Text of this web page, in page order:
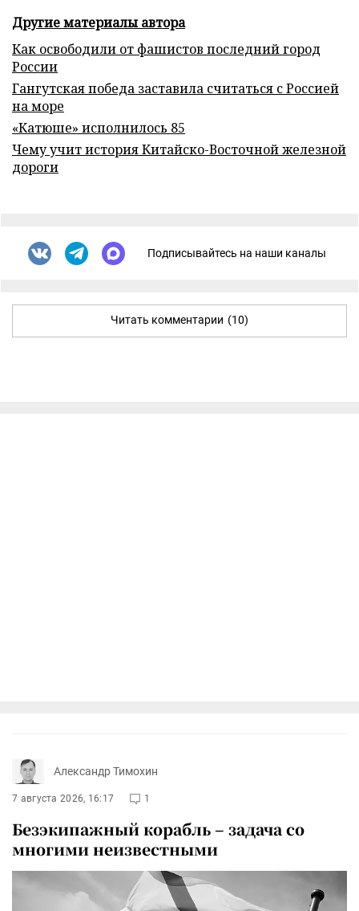
Другие материалы автора
Как освободили от фашистов последний город
России
Гангутская победа заставила считаться с Россией
на море
«Катюше» исполнилось 85
Чему учит история Китайско-Восточной железной
дороги
Подписывайтесь на наши каналы
Читать комментарии (10)
Александр Тимохин
7 августа 2026, 16:17 1
Безэкипажный корабль – задача со
многими неизвестными